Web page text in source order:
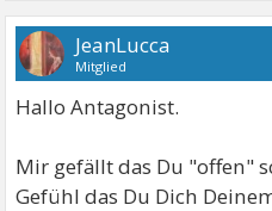
JeanLucca
Mitglied
Hallo Antagonist.
Mir gefällt das Du "offen"
Gefühl das Du Dich